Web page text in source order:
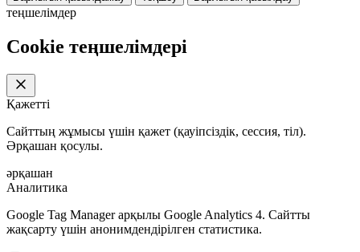
теңшелімдер
Cookie теңшелімдері
Қажетті
Сайттың жұмысы үшін қажет (қауіпсіздік, сессия, тіл).
Әрқашан қосулы.
әрқашан
Аналитика
Google Tag Manager арқылы Google Analytics 4. Сайтты
жақсарту үшін анонимдендірілген статистика.